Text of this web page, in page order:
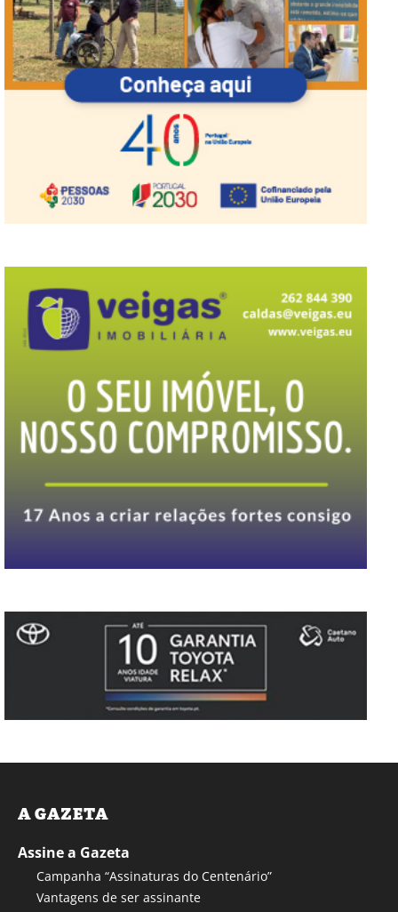
A GAZETA
Assine a Gazeta
Campanha “Assinaturas do Centenário”
Vantagens de ser assinante